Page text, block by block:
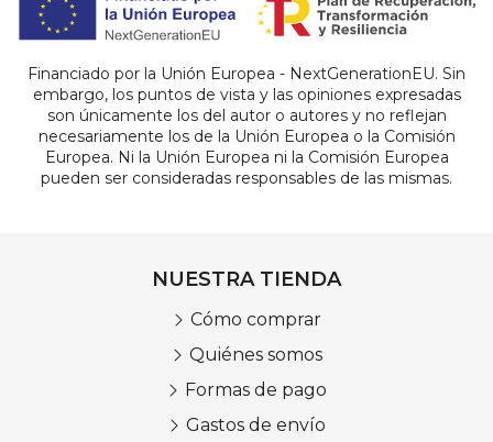
Financiado por la Unión Europea - NextGenerationEU. Sin
embargo, los puntos de vista y las opiniones expresadas
son únicamente los del autor o autores y no reflejan
necesariamente los de la Unión Europea o la Comisión
Europea. Ni la Unión Europea ni la Comisión Europea
pueden ser consideradas responsables de las mismas.
NUESTRA TIENDA
Cómo comprar
Quiénes somos
Formas de pago
Gastos de envío